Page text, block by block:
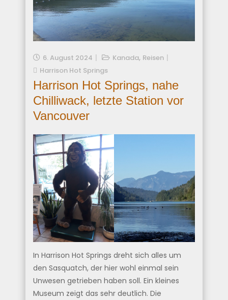
6. August 2024 Kanada, Reisen
Harrison Hot Springs
Harrison Hot Springs, nahe
Chilliwack, letzte Station vor
Vancouver
In Harrison Hot Springs dreht sich alles um
den Sasquatch, der hier wohl einmal sein
Unwesen getrieben haben soll. Ein kleines
Museum zeigt das sehr deutlich. Die